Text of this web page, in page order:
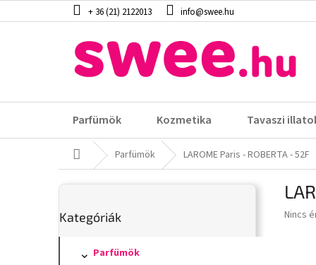
a
+ 36 (21) 2122013 info@swee.hu
Parfümök Kozmetika Tavaszi
KezdőlapParfümök LAROME Paris - ROBERTA - 52F
l
a
l
átugrása
Kategóriák
Parfümök
A
Nincs